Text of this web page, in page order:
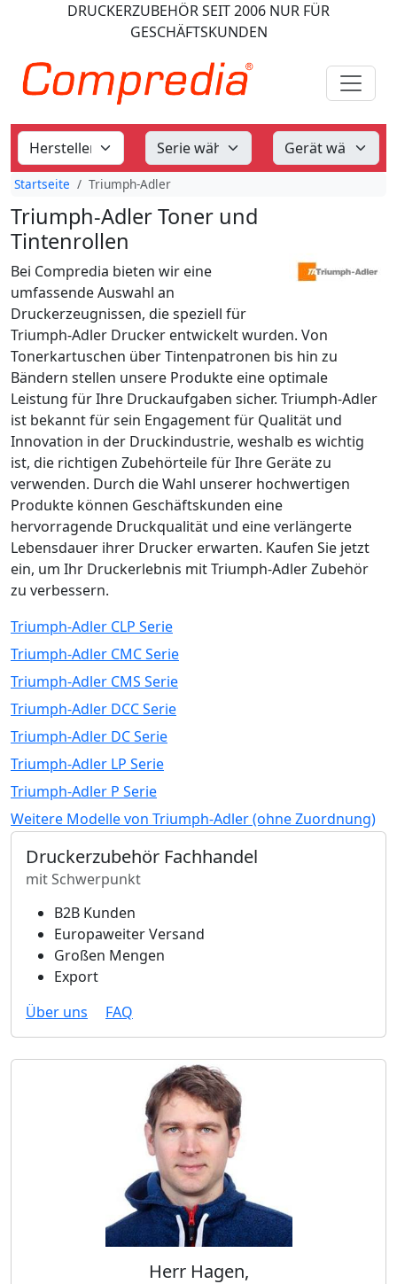
DRUCKERZUBEHÖRSEIT 2006 NUR FÜR
GESCHÄFTSKUNDEN
Startseite Triumph-Adler
Triumph-Adler Toner und
Tintenrollen
Bei Compredia bieten wir eine
umfassende Auswahl an
Druckerzeugnissen, die speziell für
Triumph-Adler Drucker entwickelt wurden. Von
Tonerkartuschen über Tintenpatronen bis hin zu
Bändern stellen unsere Produkte eine optimale
Leistung für Ihre Druckaufgaben sicher. Triumph-Adler
ist bekannt für sein Engagement für Qualität und
Innovation in der Druckindustrie, weshalb es wichtig
ist, die richtigen Zubehörteile für Ihre Geräte zu
verwenden. Durch die Wahl unserer hochwertigen
Produkte können Geschäftskunden eine
hervorragende Druckqualität und eine verlängerte
Lebensdauer ihrer Drucker erwarten. Kaufen Sie jetzt
ein, um Ihr Druckerlebnis mit Triumph-Adler Zubehör
zu verbessern.
Triumph-Adler CLP Serie
Triumph-Adler CMC Serie
Triumph-Adler CMS Serie
Triumph-Adler DCC Serie
Triumph-Adler DC Serie
Triumph-Adler LP Serie
Triumph-Adler P Serie
Weitere Modelle von Triumph-Adler (ohne Zuordnung)
Druckerzubehör Fachhandel
mit Schwerpunkt
B2B Kunden
Europaweiter Versand
Großen Mengen
Export
Über uns
FAQ
Herr Hagen,